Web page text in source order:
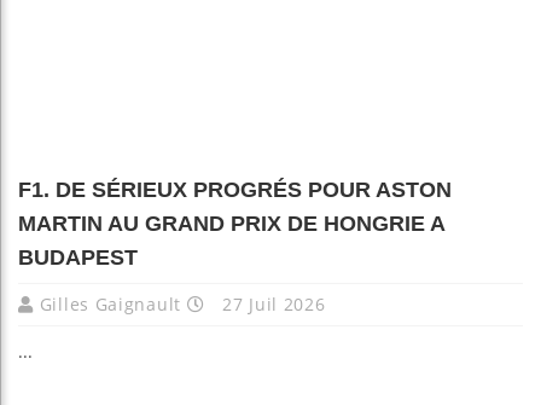
F1. DE SÉRIEUX PROGRÉS POUR ASTON
MARTIN AU GRAND PRIX DE HONGRIE A
BUDAPEST
Gilles Gaignault 27 Juil 2026
...